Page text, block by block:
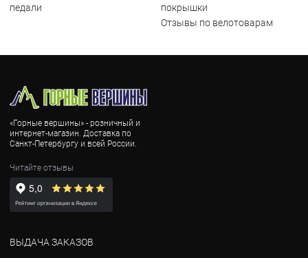
педали
покрышки
Отзывы по велотоварам
«Горные вершины» - розничный и
интернет-магазин. Доставка по
Санкт-Петербургу и всей России.
Читайте отзывы
ВЫДАЧА ЗАКАЗОВ